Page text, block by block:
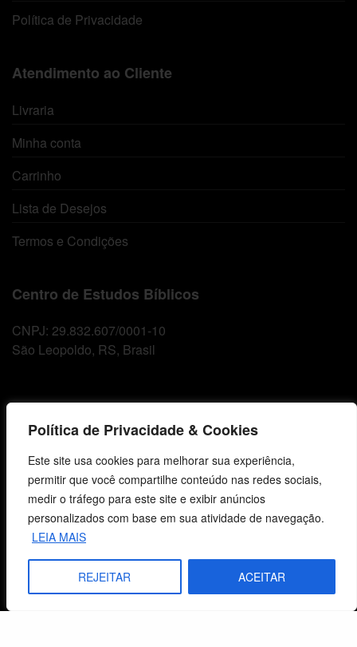
Política de Privacidade & Cookies
Este site usa cookies para melhorar sua experiência,
permitir que você compartilhe conteúdo nas redes sociais,
medir o tráfego para este site e exibir anúncios
personalizados com base em sua atividade de navegação.
LEIA MAIS
REJEITAR ACEITAR
Política de Privacidade
Atendimento ao Cliente
Livraria
Minha conta
Carrinho
Lista de Desejos
Termos e Condições
Centro de Estudos Bíblicos
CNPJ: 29.832.607/0001-10
São Leopoldo, RS, Brasil
Fale Conosco
vendas@cebi.org.br
comunicacao@cebi.org.br
WhatsApp / Vendas
+55 (51) 99734-4518
WhatsApp / Comunicação
+55 (51) 99799-3041